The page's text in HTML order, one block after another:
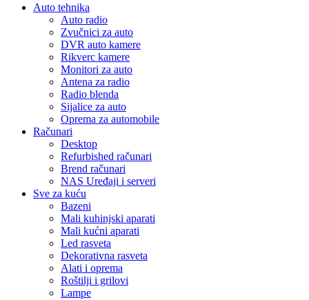
Auto tehnika
Auto radio
Zvučnici za auto
DVR auto kamere
Rikverc kamere
Monitori za auto
Antena za radio
Radio blenda
Sijalice za auto
Oprema za automobile
Računari
Desktop
Refurbished računari
Brend računari
NAS Uređaji i serveri
Sve za kuću
Bazeni
Mali kuhinjski aparati
Mali kućni aparati
Led rasveta
Dekorativna rasveta
Alati i oprema
Roštilji i grilovi
Lampe